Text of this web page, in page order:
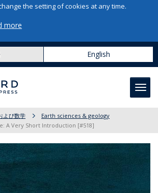
the setting of cookies at any time.
more
English
よび数学
Earth sciences & geology
A Very Short Introduction [#518]